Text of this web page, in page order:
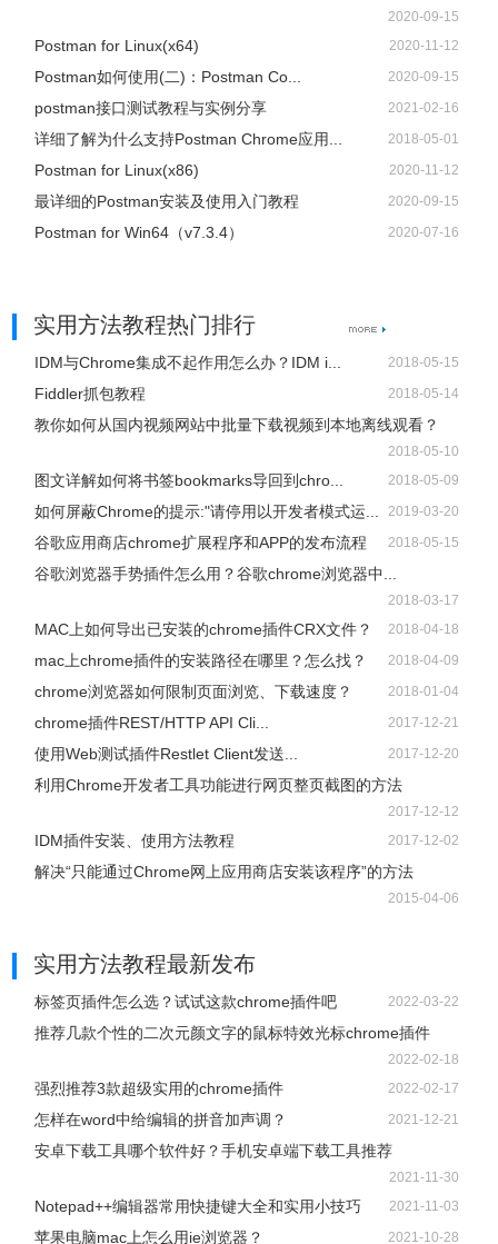
2020-09-15
Postman for Linux(x64) 2020-11-12
Postman如何使用(二)：Postman Co... 2020-09-15
postman接口测试教程与实例分享 2021-02-16
详细了解为什么支持Postman Chrome应用... 2018-05-01
Postman for Linux(x86) 2020-11-12
最详细的Postman安装及使用入门教程 2020-09-15
Postman for Win64（v7.3.4） 2020-07-16
实用方法教程热门排行
IDM与Chrome集成不起作用怎么办？IDM i... 2018-05-15
Fiddler抓包教程 2018-05-14
教你如何从国内视频网站中批量下载视频到本地离线观看？
2018-05-10
图文详解如何将书签bookmarks导回到chro... 2018-05-09
如何屏蔽Chrome的提示:"请停用以开发者模式运... 2019-03-20
谷歌应用商店chrome扩展程序和APP的发布流程 2018-05-15
谷歌浏览器手势插件怎么用？谷歌chrome浏览器中...
2018-03-17
MAC上如何导出已安装的chrome插件CRX文件？ 2018-04-18
mac上chrome插件的安装路径在哪里？怎么找？ 2018-04-09
chrome浏览器如何限制页面浏览、下载速度？ 2018-01-04
chrome插件REST/HTTP API Cli... 2017-12-21
使用Web测试插件Restlet Client发送... 2017-12-20
利用Chrome开发者工具功能进行网页整页截图的方法
2017-12-12
IDM插件安装、使用方法教程 2017-12-02
解决“只能通过Chrome网上应用商店安装该程序”的方法
2015-04-06
实用方法教程最新发布
标签页插件怎么选？试试这款chrome插件吧 2022-03-22
推荐几款个性的二次元颜文字的鼠标特效光标chrome插件
2022-02-18
强烈推荐3款超级实用的chrome插件 2022-02-17
怎样在word中给编辑的拼音加声调？ 2021-12-21
安卓下载工具哪个软件好？手机安卓端下载工具推荐
2021-11-30
Notepad++编辑器常用快捷键大全和实用小技巧 2021-11-03
苹果电脑mac上怎么用ie浏览器？ 2021-10-28